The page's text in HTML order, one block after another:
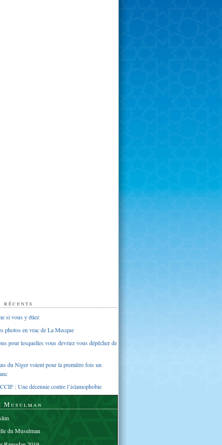
si vous y étiez
photos en vrac de La Mecque
pour lesquelles vous devriez vous dépêcher de
du Niger voient pour la première fois un
: Une décennie contre l’islamophobie
Musulman
du Musulman